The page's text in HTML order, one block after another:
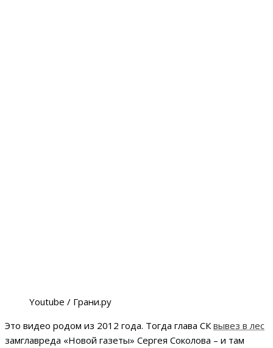
Youtube / Грани.ру
Это видео родом из 2012 года. Тогда глава СКвывез в лес
замглавреда «Новой газеты» Сергея Соколова – и там